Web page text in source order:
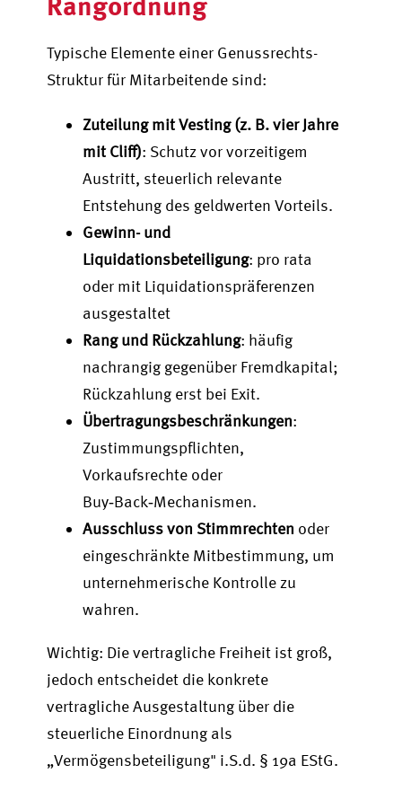
Typische Elemente einer Genussrechts-
Struktur für Mitarbeitende sind:
Zuteilung mit Vesting (z. B. vier Jahre
mit Cliff): Schutz vor vorzeitigem
Austritt, steuerlich relevante
Entstehung des geldwerten Vorteils.
Gewinn- und
Liquidationsbeteiligung: pro rata
oder mit Liquidationspräferenzen
ausgestaltet
Rang und Rückzahlung: häufig
nachrangig gegenüber Fremdkapital;
Rückzahlung erst bei Exit.
Übertragungsbeschränkungen:
Zustimmungspflichten,
Vorkaufsrechte oder
Buy‑Back‑Mechanismen.
Ausschluss von Stimmrechten oder
eingeschränkte Mitbestimmung, um
unternehmerische Kontrolle zu
wahren.
Wichtig: Die vertragliche Freiheit ist groß,
jedoch entscheidet die konkrete
vertragliche Ausgestaltung über die
steuerliche Einordnung als
„Vermögensbeteiligung" i.S.d. § 19a EStG.